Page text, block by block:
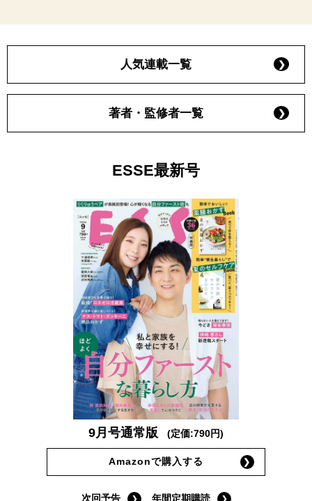
人気連載一覧
著者・監修者一覧
ESSE最新号
9月号通常版 (定価:790円)
Amazonで購入する
次回予告
年間定期購読